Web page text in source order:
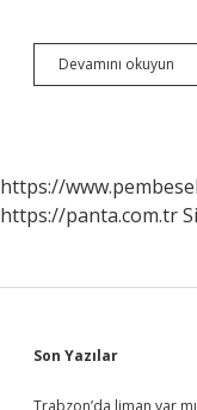
Devamını okuyun
https://
https://panta.com.tr
Sidebar
Son Yazılar
Trabzon’da liman var